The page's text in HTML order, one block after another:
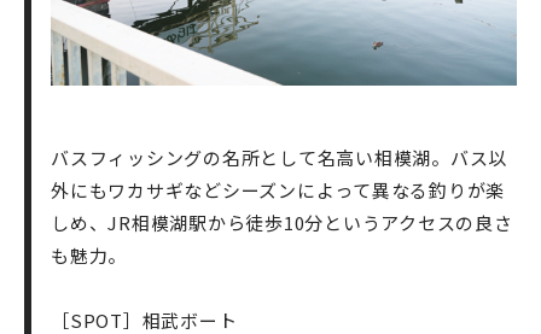
バスフィッシングの名所として名高い相模湖。バス以
外にもワカサギなどシーズンによって異なる釣りが楽
しめ、JR相模湖駅から徒歩10分というアクセスの良さ
も魅力。
［SPOT］相武ボート